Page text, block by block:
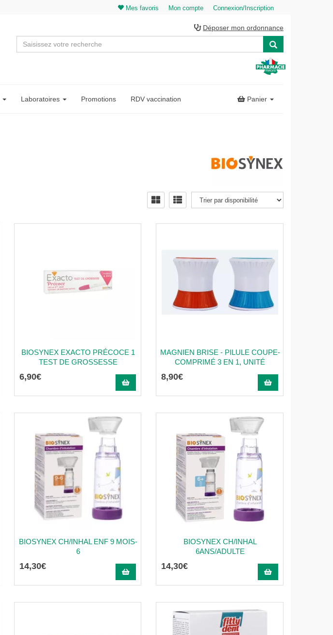
Mes favoris Mon compte Connexion/Inscription
Déposer mon ordonnance
Laboratoires Promotions RDV vaccination Panier
BIOSYNEX EXACTO PRÉCOCE 1
TEST DE GROSSESSE
6,90€
MAGNIEN BRISE - PILULE COUPE-
COMPRIMÉ 3 EN 1, UNITÉ
8,90€
BIOSYNEX CH/INHAL ENF 9 MOIS-
6
14,30€
BIOSYNEX CH/INHAL
6ANS/ADULTE
14,30€